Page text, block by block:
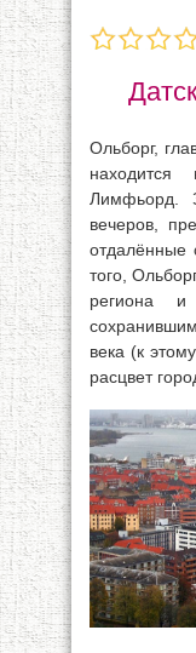
Ольборг,
Лимфьорд.
вечеров,
отдалённые
того,
региона и
века (к
расцвет